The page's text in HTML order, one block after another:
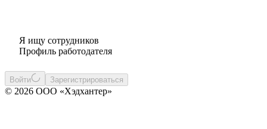
Я ищу сотрудников
Профиль работодателя
Войти Зарегистрироваться
© 2026 ООО «Хэдхантер»